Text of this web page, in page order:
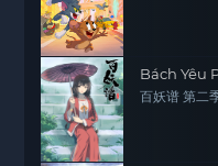
Bách Yêu
百妖谱 第二